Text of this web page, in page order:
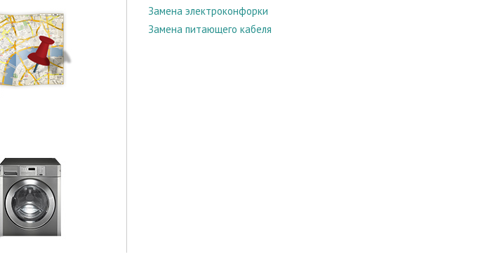
Замена электроконфорки
Замена питающего кабеля